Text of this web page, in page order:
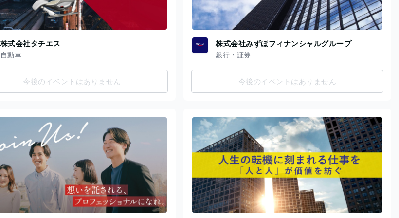
株式会社タチエス
自動車
今後のイベントはありません
株式会社みずほフィナンシャルグループ
銀行・証券
今後のイベントはありません